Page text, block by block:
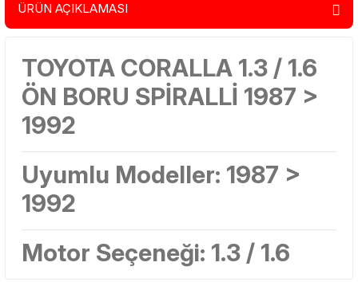
ÜRÜN AÇIKLAMASI
TOYOTA CORALLA 1.3 / 1.6
ÖN BORU SPİRALLİ 1987 >
1992
Uyumlu Modeller: 1987 >
1992
Motor Seçeneği: 1.3 / 1.6